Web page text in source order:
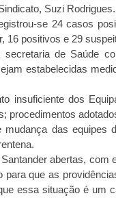
Suzi Rodrigues.
se 24 casos
16 positivos e 29
de Saúde
estabelecidas
insuficiente dos
procedimentos
das equipes
abertas,
que as
essa situação é um